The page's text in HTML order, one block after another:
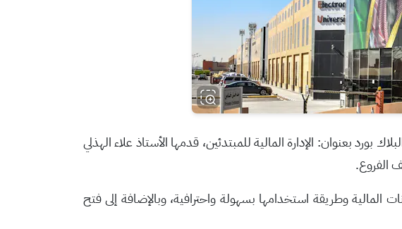
يوم الأربعاء بتاريخ 4/8/1442هـ، دورة تدريبية عبر البلاك بورد بعنوان: الإدارة المالية للمبتدئين، قدمها الأستاذ علاء الهذلي
الفروع.
المالية وطريقة استخدامها بسهولة واحترافية، وبالإضافة إلى فتح